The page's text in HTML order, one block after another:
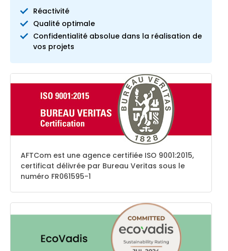
Réactivité
Qualité optimale
Confidentialité absolue dans la réalisation de
vos projets
AFTCom est une agence certifiée ISO 9001:2015,
certificat délivrée par Bureau Veritas sous le
numéro FR061595-1